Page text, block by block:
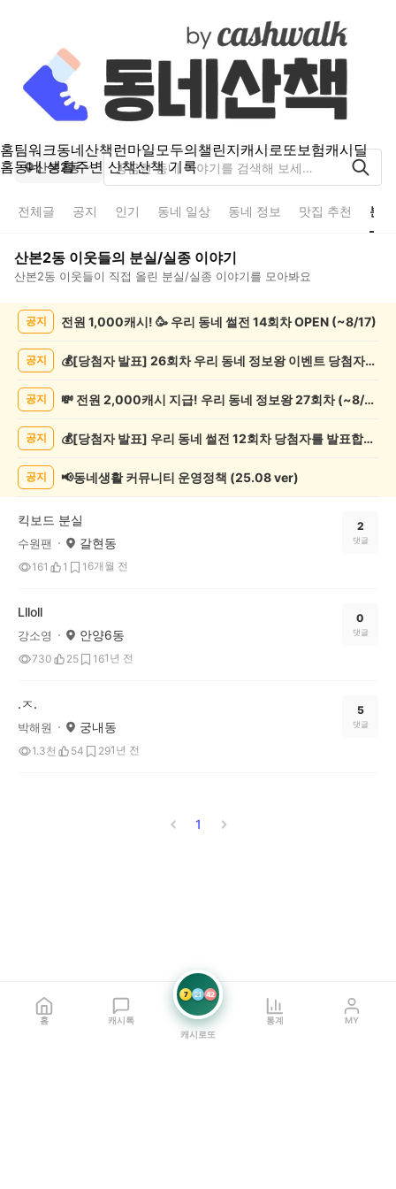
홈팀워크동네산책런마일모두의챌린지캐시로또보험캐시딜
홈동네 생활주변 산책산책 기록
산본2동
전체글 공지 인기 동네 일상 동네 정보 맛집 추천 분
산본2동 이웃들의 분실/실종 이야기
산본2동 이웃들이 직접 올린 분실/실종 이야기를 모아봐요
실/
목
공지 전원 1,000캐시! 🥳 우리 동네 썰전 14회차 OPEN (~8/17)
공지 💰[당첨자 발표] 26회차 우리 동네 정보왕 이벤트 당첨자를 발표합니다!
공지 💸 전원 2,000캐시 지급! 우리 동네 정보왕 27회차 (~8/10)
공지 💰[당첨자 발표] 우리 동네 썰전 12회차 당첨자를 발표합니다!
공지 📢동네생활 커뮤니티 운영정책 (25.08 ver)
킥보드 분실
수원팬 갈현동
161 1 1 6개월 전
2
댓글
Llloll
강소영 안양6동
730 25 161년 전
0
댓글
.ㅈ.
박해원 궁내동
1.3천 54 291년 전
5
댓글
1
홈 캐시톡
7 21 42
캐시로또
통계 MY